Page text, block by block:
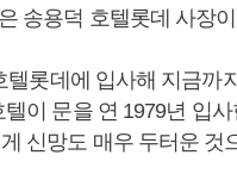
송용덕 호텔롯데 사장
텔롯데에 입사해 지금
이 문을 연 1979년 입
신망도 매우 두터운 것